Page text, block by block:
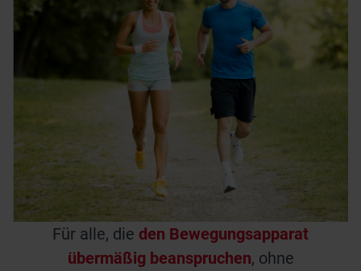
Für alle, die den Bewegungsapparat
übermäßig beanspruchen, ohne